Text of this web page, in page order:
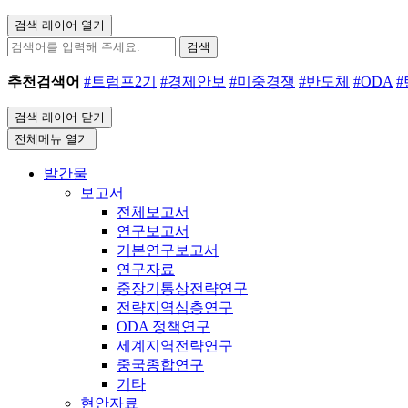
검색 레이어 열기
검색
추천검색어 #트럼프2기 #경제안보 #미중경쟁 #반도체 #ODA #
검색 레이어 닫기
전체메뉴 열기
발간물
보고서
전체보고서
연구보고서
기본연구보고서
연구자료
중장기통상전략연구
전략지역심층연구
ODA 정책연구
세계지역전략연구
중국종합연구
기타
현안자료